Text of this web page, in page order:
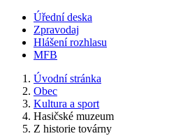
Úřední deska
Zpravodaj
Hlášení rozhlasu
MFB
Úvodní stránka
Obec
Kultura a sport
Hasičské muzeum
Z historie továrny